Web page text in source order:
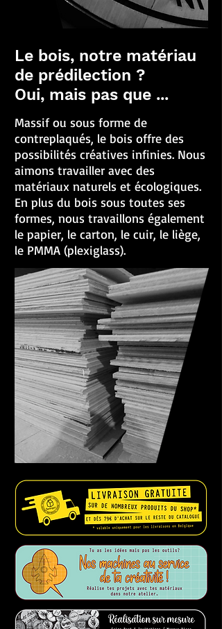
Le bois, notre matériau
de prédilection ?
Oui, mais pas que ...
Massif ou sous forme de
contreplaqués, le bois offre des
possibilités créatives infinies. Nous
aimons travailler avec des
matériaux naturels et écologiques.
En plus du bois sous toutes ses
formes, nous travaillons également
le papier, le carton, le cuir, le liège,
le PMMA (plexiglass).